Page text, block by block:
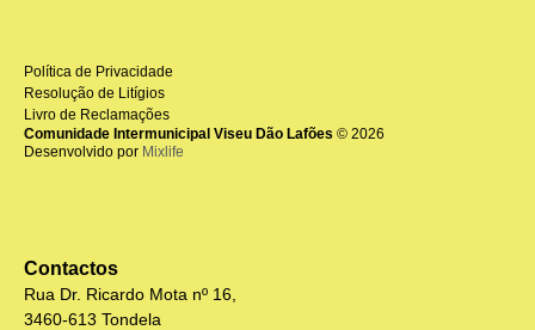
Política de Privacidade
Resolução de Litígios
Livro de Reclamações
Comunidade Intermunicipal Viseu Dão Lafões © 2026
Desenvolvido por Mixlife
Contactos
Rua Dr. Ricardo Mota nº 16,
3460-613 Tondela